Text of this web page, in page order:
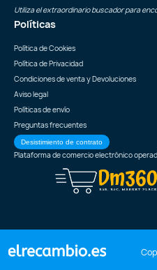
Utiliza el extraordinario buscador para
Políticas
Política de Cookies
Política de Privacidad
Condiciones de venta y Devoluciones
Aviso legal
Políticas de envío
Preguntas frecuentes
Desistimiento de contrato
Plataforma de comercio electrónico